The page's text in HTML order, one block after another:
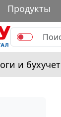
Продукты
и бухучет